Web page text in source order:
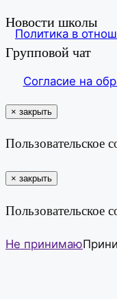
Новости школы
Групповой чат
Политика в
Согласие на
× закрыть
Пользовательское
× закрыть
Пользовательское
Не принимаю